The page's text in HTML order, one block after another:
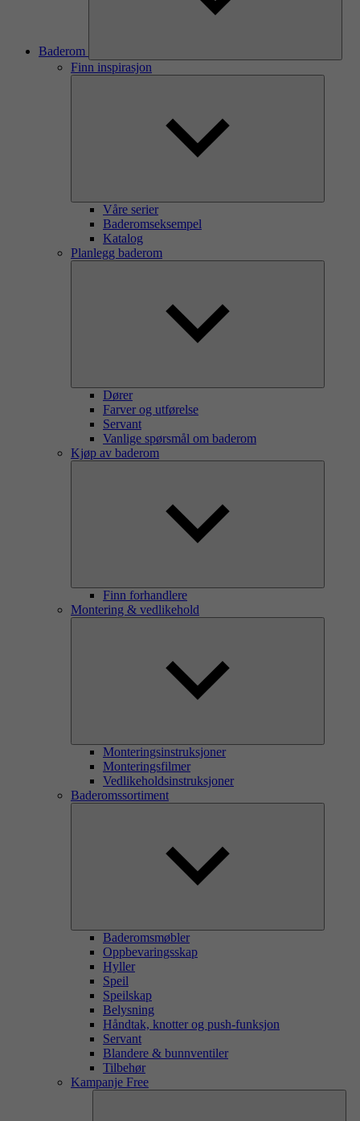
Baderom
Finn inspirasjon
Våre serier
Baderomseksempel
Katalog
Planlegg baderom
Dører
Farver og utførelse
Servant
Vanlige spørsmål om baderom
Kjøp av baderom
Finn forhandlere
Montering & vedlikehold
Monteringsinstruksjoner
Monteringsfilmer
Vedlikeholdsinstruksjoner
Baderomssortiment
Baderomsmøbler
Oppbevaringsskap
Hyller
Speil
Speilskap
Belysning
Håndtak, knotter og push-funksjon
Servant
Blandere & bunnventiler
Tilbehør
Kampanje Free